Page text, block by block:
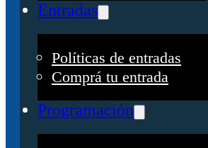
Entradas
Políticas de entradas
Comprá tu entrada
Programación